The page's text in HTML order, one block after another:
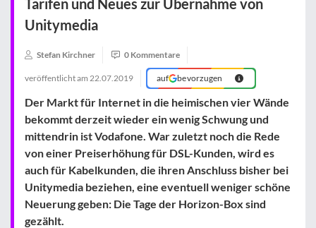
Tarifen und Neues zur Übernahme von
Unitymedia
Stefan Kirchner 0 Kommentare
veröffentlicht am 22.07.2019 auf bevorzugen
Der Markt für Internet in die heimischen vier Wände
bekommt derzeit wieder ein wenig Schwung und
mittendrin ist Vodafone. War zuletzt noch die Rede
von einer Preiserhöhung für DSL-Kunden, wird es
auch für Kabelkunden, die ihren Anschluss bisher bei
Unitymedia beziehen, eine eventuell weniger schöne
Neuerung geben: Die Tage der Horizon-Box sind
gezählt.